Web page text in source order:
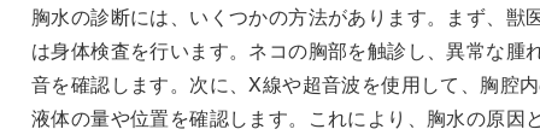
胸水の診断には、いくつかの方法があります。まず、獣
は身体検査を行います。ネコの胸部を触診し、異常な腫
音を確認します。次に、X線や超音波を使用して、胸腔
液体の量や位置を確認します。これにより、胸水の原因